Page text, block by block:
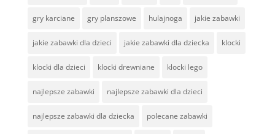
gry karciane gry planszowe hulajnoga jakie zabawki
jakie zabawki dla dzieci jakie zabawki dla dziecka klocki
klocki dla dzieci klocki drewniane klocki lego
najlepsze zabawki najlepsze zabawki dla dzieci
najlepsze zabawki dla dziecka polecane zabawki